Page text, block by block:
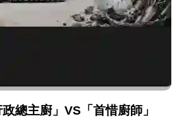
總主廚」VS「首惜廚師」